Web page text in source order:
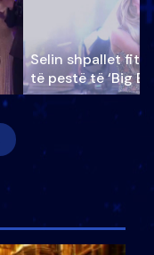
Selin shpallet
të pestë të ‘Big